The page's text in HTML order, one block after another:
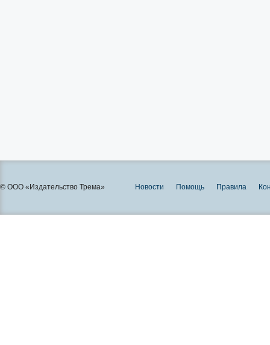
© ООО «Издательство Трема» Новости Помощь Правила